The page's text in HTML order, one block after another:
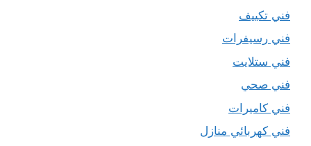
فني تكييف
فني رسيفرات
فني ستلايت
فني صحي
فني كاميرات
فني كهربائي منازل